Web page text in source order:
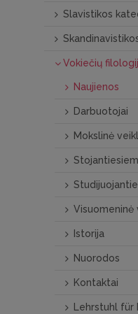
Slavistikos
Vokiečių
Naujienos
Darbuotojai
Mokslinė
Visuomeninė
Istorija
Nuorodos
Kontaktai
Lehrstuhl